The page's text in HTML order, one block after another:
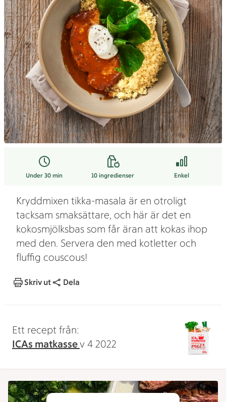
Under 30 min 10ingredienser Enkel
Kryddmixen tikka-masala är en otroligt
tacksam smaksättare, och här är det en
kokosmjölksbas som får äran att kokas ihop
med den. Servera den med kotletter och
fluffig couscous!
Skriv ut Dela
Ett recept från:
ICAs matkassev 4 2022